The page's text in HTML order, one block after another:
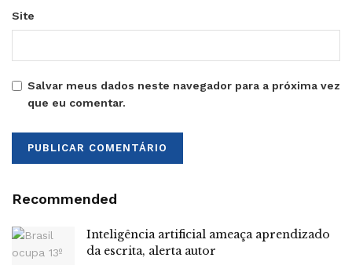
Site
Salvar meus dados neste navegador para a próxima vez
que eu comentar.
Recommended
Inteligência artificial ameaça aprendizado
da escrita, alerta autor